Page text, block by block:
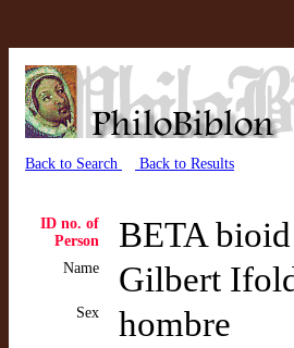
Back to Search Back to Results
ID no. of
Person
BETA
Name Gilbert
Sex hombre